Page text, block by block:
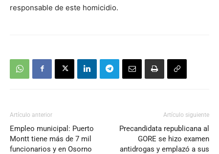
responsable de este homicidio.
Artículo anterior
Empleo municipal: Puerto
Montt tiene más de 7 mil
funcionarios y en Osorno
Artículo siguiente
Precandidata republicana al
GORE se hizo examen
antidrogas y emplazó a sus